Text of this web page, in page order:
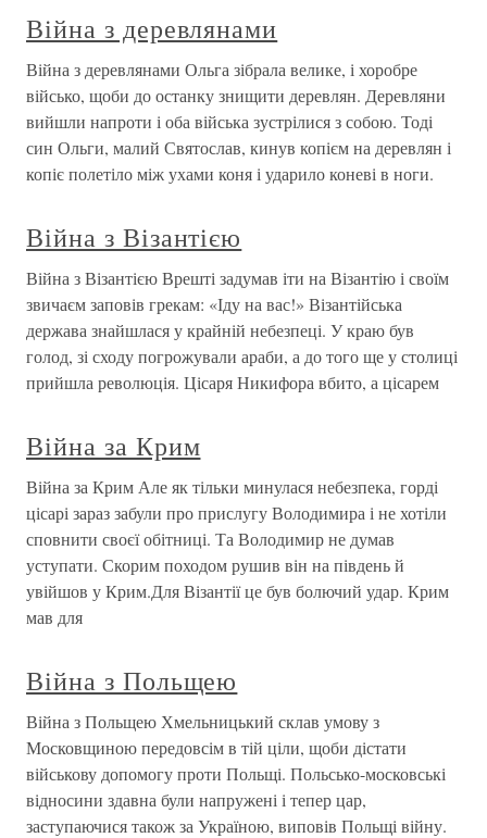
Війна з деревлянами
Війна з деревлянами Ольга зібрала велике, і хоробре
військо, щоби до останку знищити деревлян. Деревляни
вийшли напроти і оба війська зустрілися з собою. Тоді
син Ольги, малий Святослав, кинув копієм на деревлян і
копіє полетіло між ухами коня і ударило коневі в ноги.
Війна з Візантією
Війна з Візантією Врешті задумав іти на Візантію і своїм
звичаєм заповів грекам: «Іду на вас!» Візантійська
держава знайшлася у крайній небезпеці. У краю був
голод, зі сходу погрожували араби, а до того ще у столиці
прийшла революція. Цісаря Никифора вбито, а цісарем
Війна за Крим
Війна за Крим Але як тільки минулася небезпека, горді
цісарі зараз забули про прислугу Володимира і не хотіли
сповнити своєї обітниці. Та Володимир не думав
уступати. Скорим походом рушив він на південь й
увійшов у Крим.Для Візантії це був болючий удар. Крим
мав для
Війна з Польщею
Війна з Польщею Хмельницький склав умову з
Московщиною передовсім в тій ціли, щоби дістати
військову допомогу проти Польщі. Польсько-московські
відносини здавна були напружені і тепер цар,
заступаючися також за Україною, виповів Польщі війну.